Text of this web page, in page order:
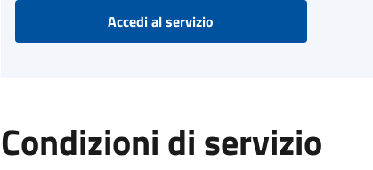
Accedi al servizio
Condizioni di servizio